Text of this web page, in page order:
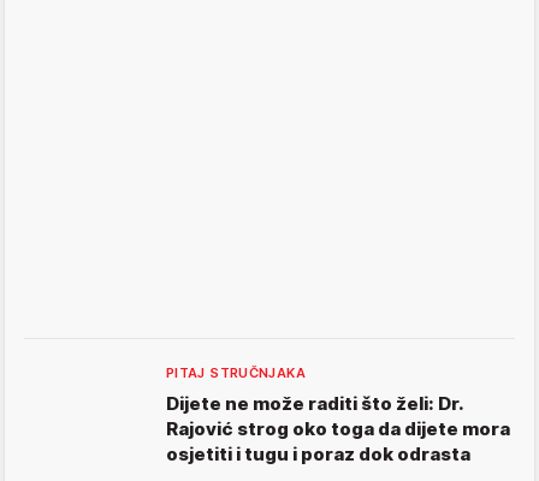
PITAJ STRUČNJAKA
Dijete ne može raditi što želi: Dr.
Rajović strog oko toga da dijete mora
osjetiti i tugu i poraz dok odrasta